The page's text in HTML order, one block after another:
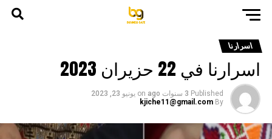
اسرارنا
اسرارنا في 22 حزيران 2023
Published 3 سنوات ago on يونيو 23, 2023
By
kjiche11@gmail.com